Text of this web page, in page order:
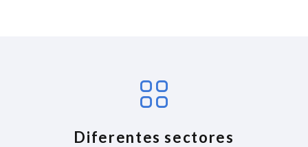
Diferentes sectores